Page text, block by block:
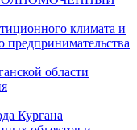
климата и
предпринимательства
области
Кургана